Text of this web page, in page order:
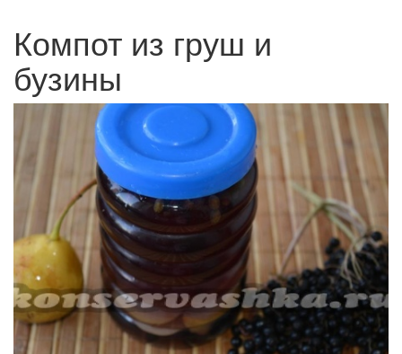
Компот из груш и
бузины